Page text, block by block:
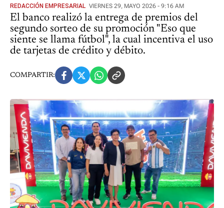
REDACCIÓN EMPRESARIAL VIERNES 29, MAYO 2026 - 9:16 AM
El banco realizó la entrega de premios del
segundo sorteo de su promoción "Eso que
siente se llama fútbol", la cual incentiva el uso
de tarjetas de crédito y débito.
COMPARTIR: